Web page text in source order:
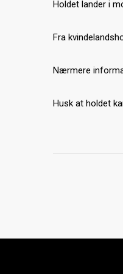
Holdet lander i
Fra
Nærmere
Husk at holdet